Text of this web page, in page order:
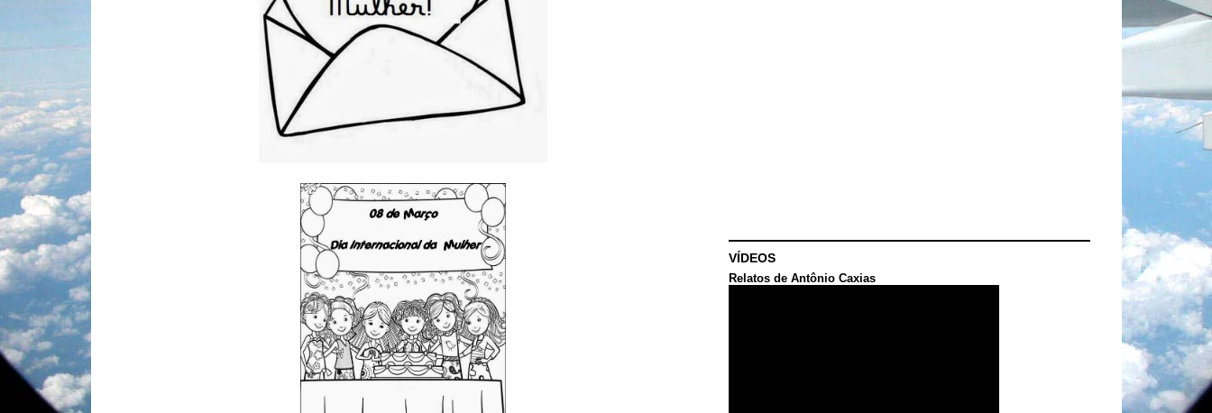
VÍDEOS
Relatos de Antônio Caxias